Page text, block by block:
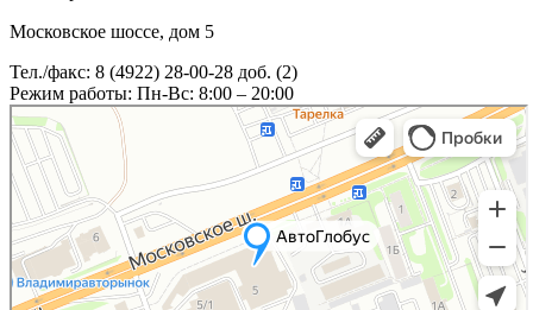
Московское шоссе, дом 5
Тел./факс: 8 (4922) 28-00-28 доб. (2)
Режим работы: Пн-Вс: 8:00 – 20:00